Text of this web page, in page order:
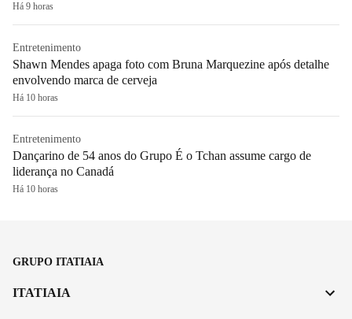
Há 9 horas
Entretenimento
Shawn Mendes apaga foto com Bruna Marquezine após detalhe
envolvendo marca de cerveja
Há 10 horas
Entretenimento
Dançarino de 54 anos do Grupo É o Tchan assume cargo de
liderança no Canadá
Há 10 horas
GRUPO ITATIAIA
ITATIAIA